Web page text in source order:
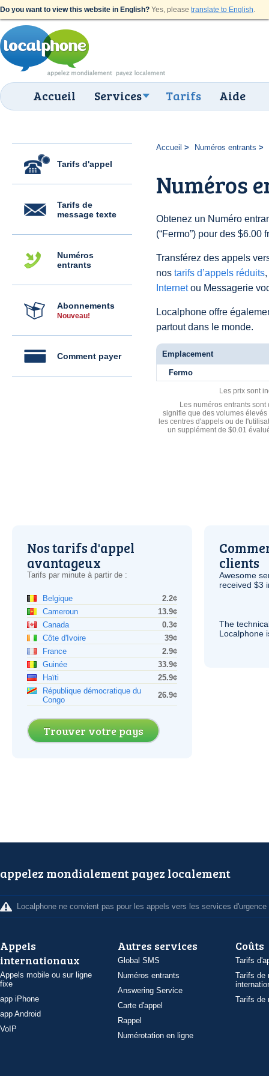
Do you want to view this website in English? Yes, please translate to English.
Accueil Services Tarifs Aide
Tarifs d'appel
Tarifs de
message texte
Numéros
entrants
Abonnements
Nouveau!
Comment payer
Accueil Numéros entrants
Numéros
Obtenez un Numéro
(“Fermo”) pour des $6.00
Transférez des appels
nos tarifs d’appels réduits
Internetou Messagerie
Localphone offre
partout dans le monde.
Emplacement
Fermo
Les prix sont
Les numéros entrants
signifie que des volumes
les centres d'appels ou de
un supplément de $0.01
Nos tarifs d'appel
avantageux
Tarifs par minute à partir de :
Belgique
2.2¢
Cameroun
13.9¢
Canada
0.3¢
Côte d'Ivoire
39¢
France
2.9¢
Guinée
33.9¢
Haïti
25.9¢
République démocratique du
Congo
26.9¢
Trouver votre pays
clients
Awesome
received $3
The
Localphone
appelez mondialement payez localement
Localphone ne convient pas pour les appels vers les services d'urgence
Appels
internationaux
Appels mobile ou sur ligne
fixe
app iPhone
app Android
VoIP
Autres services
Global SMS
Numéros entrants
Answering Service
Carte d'appel
Rappel
Numérotation en ligne
Coûts
Tarifs
Tarifs de
Tarifs de